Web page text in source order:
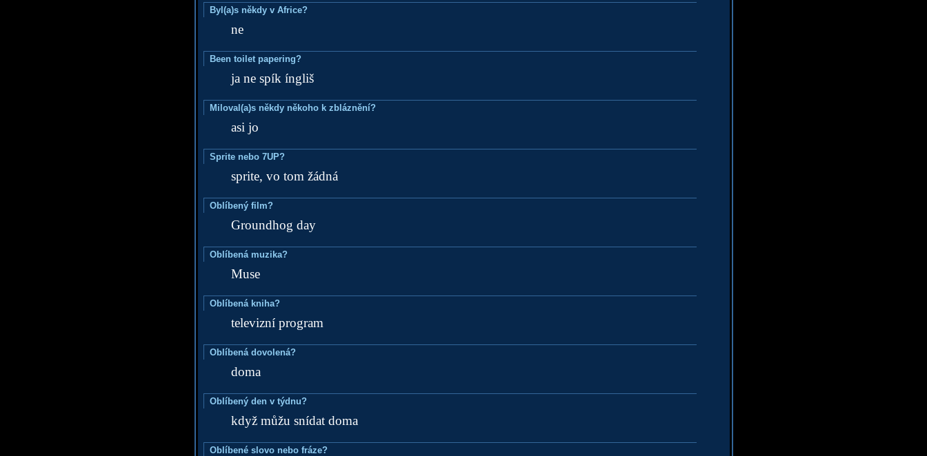
Byl(a)s někdy v Africe?
ne
Been toilet papering?
ja ne spík íngliš
Miloval(a)s někdy někoho k zbláznění?
asi jo
Sprite nebo 7UP?
sprite, vo tom žádná
Oblíbený film?
Groundhog day
Oblíbená muzika?
Muse
Oblíbená kniha?
televizní program
Oblíbená dovolená?
doma
Oblíbený den v týdnu?
když můžu snídat doma
Oblíbené slovo nebo fráze?